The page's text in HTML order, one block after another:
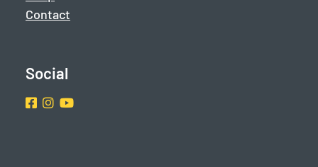
Contact
Social
Facebook
Instragram
Youtube